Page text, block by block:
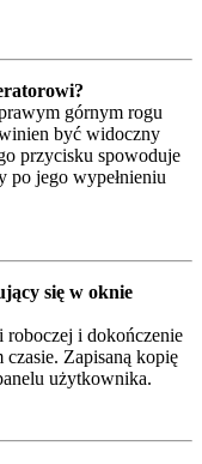
górnym rogu
być widoczny
przycisku spowoduje
po jego wypełnieniu
się w oknie
i dokończenie
czasie. Zapisaną kopię
użytkownika.